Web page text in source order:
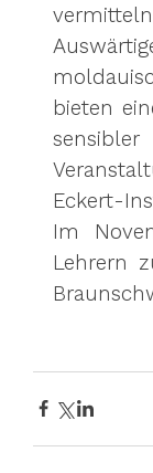
bieten
Eckert-
Im
Lehrern